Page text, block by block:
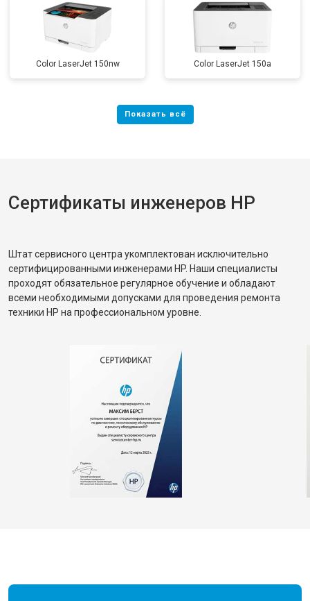
Color LaserJet 150nw Color LaserJet 150a
Сертификаты инженеров HP
Штат сервисного центра укомплектован исключительно
сертифицированными инженерами HP. Наши специалисты
проходят обязательное регулярное обучение и обладают
всеми необходимыми допусками для проведения ремонта
техники HP на профессиональном уровне.